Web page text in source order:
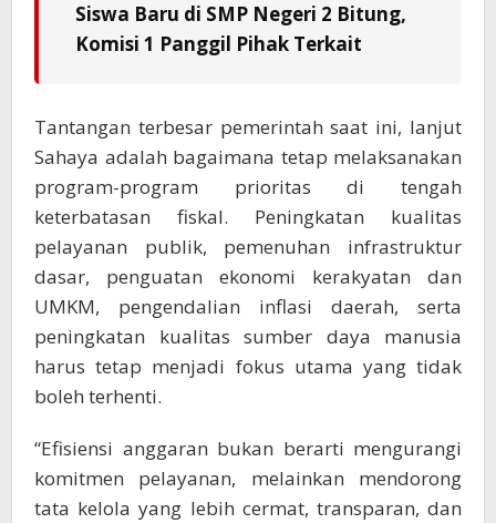
Siswa Baru di SMP Negeri 2 Bitung,
Komisi 1 Panggil Pihak Terkait
Tantangan terbesar pemerintah saat ini, lanjut
Sahaya adalah bagaimana tetap melaksanakan
program-program prioritas di tengah
keterbatasan fiskal. Peningkatan kualitas
pelayanan publik, pemenuhan infrastruktur
dasar, penguatan ekonomi kerakyatan dan
UMKM, pengendalian inflasi daerah, serta
peningkatan kualitas sumber daya manusia
harus tetap menjadi fokus utama yang tidak
boleh terhenti.
“Efisiensi anggaran bukan berarti mengurangi
komitmen pelayanan, melainkan mendorong
tata kelola yang lebih cermat, transparan, dan